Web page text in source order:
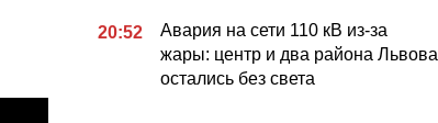
20:52
Авария на сети 110 кВ из-за
жары: центр и два района Львова
остались без света